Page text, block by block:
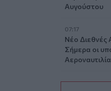
Αυγούστου
07:17
Νέο Διεθνές
Σήμερα οι
07:10